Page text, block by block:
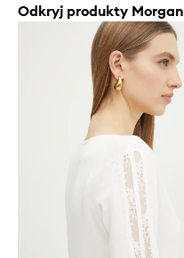
Odkryj produkty Morgan